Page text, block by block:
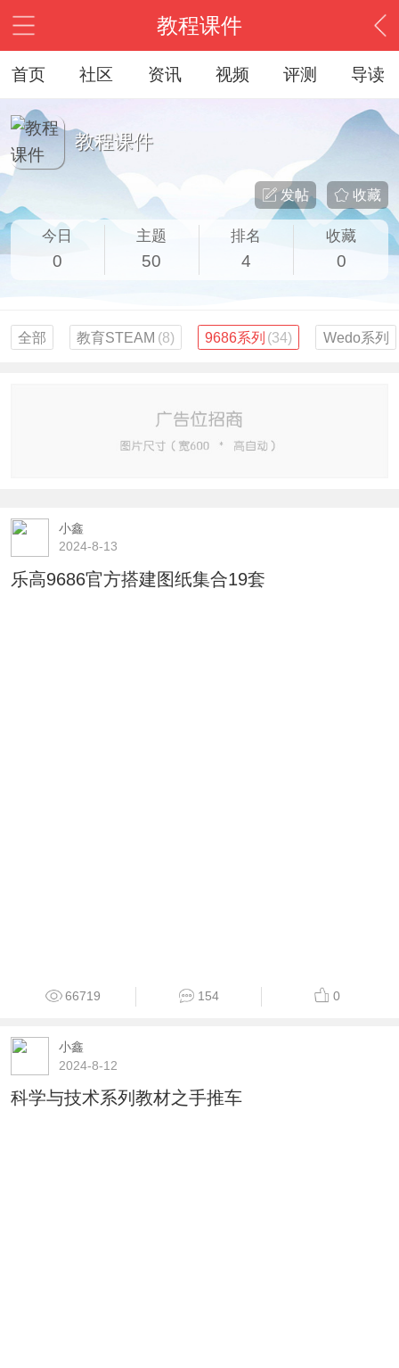
教程课件
首页 社区 资讯 视频 评测 导读
教程课件
收藏
发帖
今日
0
主题
50
排名
4
收藏
0
全部 教育STEAM (8) 9686系列 (34) Wedo系列
小鑫
2024-8-13
乐高9686官方搭建图纸集合19套
66719 154 0
小鑫
2024-8-12
科学与技术系列教材之手推车